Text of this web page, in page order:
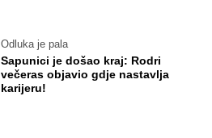
Odluka je pala
Sapunici je došao kraj: Rodri
večeras objavio gdje nastavlja
karijeru!